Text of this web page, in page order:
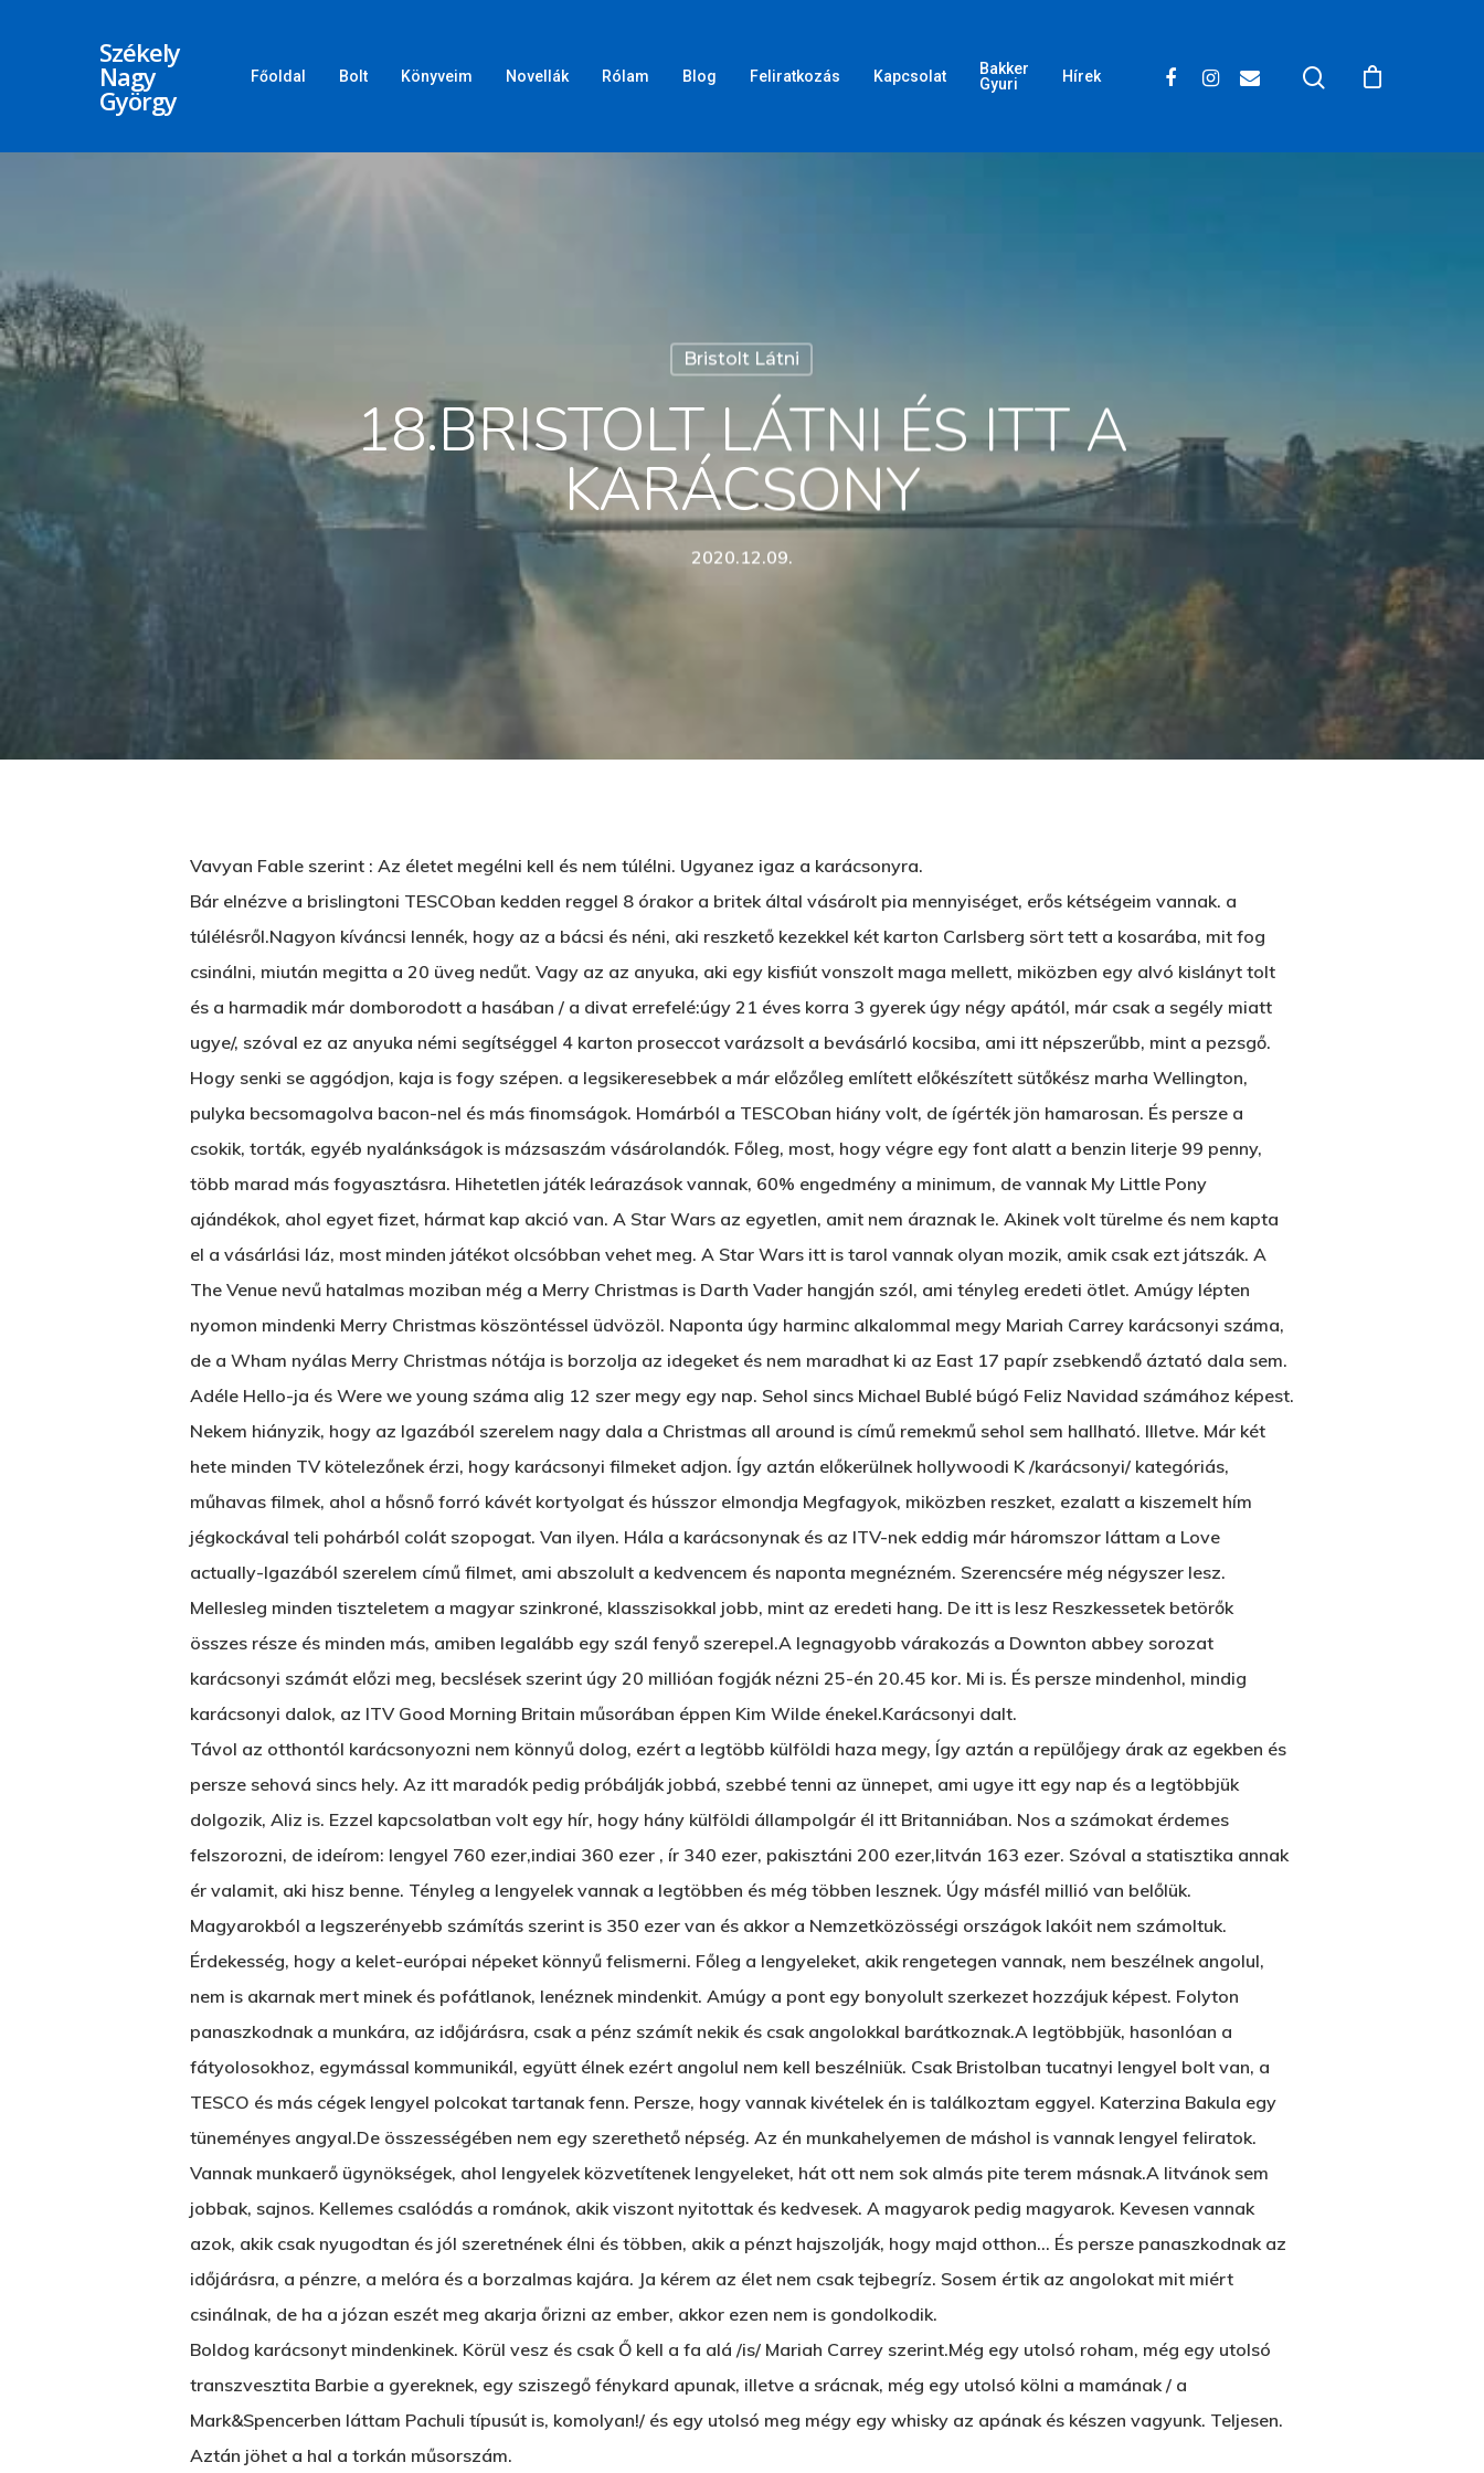
Üss egy entert a kereséshez, vagy nyomd meg az ESC gombot a bezáráshoz
Székely
Nagy
György
Főoldal Bolt Könyveim Novellák Rólam Blog Feliratkozás Kapcsolat
Bakker
Gyuri
Hírek
Bristolt Látni
18.BRISTOLT LÁTNI ÉS ITT A
KARÁCSONY
2020.12.09.
Vavyan Fable szerint : Az életet megélni kell és nem túlélni. Ugyanez igaz a karácsonyra.
Bár elnézve a brislingtoni TESCOban kedden reggel 8 órakor a britek által vásárolt pia mennyiséget, erős kétségeim vannak. a
túlélésről.Nagyon kíváncsi lennék, hogy az a bácsi és néni, aki reszkető kezekkel két karton Carlsberg sört tett a kosarába, mit fog
csinálni, miután megitta a 20 üveg nedűt. Vagy az az anyuka, aki egy kisfiút vonszolt maga mellett, miközben egy alvó kislányt tolt
és a harmadik már domborodott a hasában / a divat errefelé:úgy 21 éves korra 3 gyerek úgy négy apától, már csak a segély miatt
ugye/, szóval ez az anyuka némi segítséggel 4 karton proseccot varázsolt a bevásárló kocsiba, ami itt népszerűbb, mint a pezsgő.
Hogy senki se aggódjon, kaja is fogy szépen. a legsikeresebbek a már előzőleg említett előkészített sütőkész marha Wellington,
pulyka becsomagolva bacon-nel és más finomságok. Homárból a TESCOban hiány volt, de ígérték jön hamarosan. És persze a
csokik, torták, egyéb nyalánkságok is mázsaszám vásárolandók. Főleg, most, hogy végre egy font alatt a benzin literje 99 penny,
több marad más fogyasztásra. Hihetetlen játék leárazások vannak, 60% engedmény a minimum, de vannak My Little Pony
ajándékok, ahol egyet fizet, hármat kap akció van. A Star Wars az egyetlen, amit nem áraznak le. Akinek volt türelme és nem kapta
el a vásárlási láz, most minden játékot olcsóbban vehet meg. A Star Wars itt is tarol vannak olyan mozik, amik csak ezt játszák. A
The Venue nevű hatalmas moziban még a Merry Christmas is Darth Vader hangján szól, ami tényleg eredeti ötlet. Amúgy lépten
nyomon mindenki Merry Christmas köszöntéssel üdvözöl. Naponta úgy harminc alkalommal megy Mariah Carrey karácsonyi száma,
de a Wham nyálas Merry Christmas nótája is borzolja az idegeket és nem maradhat ki az East 17 papír zsebkendő áztató dala sem.
Adéle Hello-ja és Were we young száma alig 12 szer megy egy nap. Sehol sincs Michael Bublé búgó Feliz Navidad számához képest.
Nekem hiányzik, hogy az Igazából szerelem nagy dala a Christmas all around is című remekmű sehol sem hallható. Illetve. Már két
hete minden TV kötelezőnek érzi, hogy karácsonyi filmeket adjon. Így aztán előkerülnek hollywoodi K /karácsonyi/ kategóriás,
műhavas filmek, ahol a hősnő forró kávét kortyolgat és hússzor elmondja Megfagyok, miközben reszket, ezalatt a kiszemelt hím
jégkockával teli pohárból colát szopogat. Van ilyen. Hála a karácsonynak és az ITV-nek eddig már háromszor láttam a Love
actually-Igazából szerelem című filmet, ami abszolult a kedvencem és naponta megnézném. Szerencsére még négyszer lesz.
Mellesleg minden tiszteletem a magyar szinkroné, klasszisokkal jobb, mint az eredeti hang. De itt is lesz Reszkessetek betörők
összes része és minden más, amiben legalább egy szál fenyő szerepel.A legnagyobb várakozás a Downton abbey sorozat
karácsonyi számát előzi meg, becslések szerint úgy 20 millióan fogják nézni 25-én 20.45 kor. Mi is. És persze mindenhol, mindig
karácsonyi dalok, az ITV Good Morning Britain műsorában éppen Kim Wilde énekel.Karácsonyi dalt.
Távol az otthontól karácsonyozni nem könnyű dolog, ezért a legtöbb külföldi haza megy, Így aztán a repülőjegy árak az egekben és
persze sehová sincs hely. Az itt maradók pedig próbálják jobbá, szebbé tenni az ünnepet, ami ugye itt egy nap és a legtöbbjük
dolgozik, Aliz is. Ezzel kapcsolatban volt egy hír, hogy hány külföldi állampolgár él itt Britanniában. Nos a számokat érdemes
felszorozni, de ideírom: lengyel 760 ezer,indiai 360 ezer , ír 340 ezer, pakisztáni 200 ezer,litván 163 ezer. Szóval a statisztika annak
ér valamit, aki hisz benne. Tényleg a lengyelek vannak a legtöbben és még többen lesznek. Úgy másfél millió van belőlük.
Magyarokból a legszerényebb számítás szerint is 350 ezer van és akkor a Nemzetközösségi országok lakóit nem számoltuk.
Érdekesség, hogy a kelet-európai népeket könnyű felismerni. Főleg a lengyeleket, akik rengetegen vannak, nem beszélnek angolul,
nem is akarnak mert minek és pofátlanok, lenéznek mindenkit. Amúgy a pont egy bonyolult szerkezet hozzájuk képest. Folyton
panaszkodnak a munkára, az időjárásra, csak a pénz számít nekik és csak angolokkal barátkoznak.A legtöbbjük, hasonlóan a
fátyolosokhoz, egymással kommunikál, együtt élnek ezért angolul nem kell beszélniük. Csak Bristolban tucatnyi lengyel bolt van, a
TESCO és más cégek lengyel polcokat tartanak fenn. Persze, hogy vannak kivételek én is találkoztam eggyel. Katerzina Bakula egy
tüneményes angyal.De összességében nem egy szerethető népség. Az én munkahelyemen de máshol is vannak lengyel feliratok.
Vannak munkaerő ügynökségek, ahol lengyelek közvetítenek lengyeleket, hát ott nem sok almás pite terem másnak.A litvánok sem
jobbak, sajnos. Kellemes csalódás a románok, akik viszont nyitottak és kedvesek. A magyarok pedig magyarok. Kevesen vannak
azok, akik csak nyugodtan és jól szeretnének élni és többen, akik a pénzt hajszolják, hogy majd otthon… És persze panaszkodnak az
időjárásra, a pénzre, a melóra és a borzalmas kajára. Ja kérem az élet nem csak tejbegríz. Sosem értik az angolokat mit miért
csinálnak, de ha a józan eszét meg akarja őrizni az ember, akkor ezen nem is gondolkodik.
Boldog karácsonyt mindenkinek. Körül vesz és csak Ő kell a fa alá /is/ Mariah Carrey szerint.Még egy utolsó roham, még egy utolsó
transzvesztita Barbie a gyereknek, egy sziszegő fénykard apunak, illetve a srácnak, még egy utolsó kölni a mamának / a
Mark&Spencerben láttam Pachuli típusút is, komolyan!/ és egy utolsó meg mégy egy whisky az apának és készen vagyunk. Teljesen.
Aztán jöhet a hal a torkán műsorszám.
Wow Look At This!
This is an optional, highly
customizable off canvas area.
The Castle
Unit 345
2500 Castle Dr